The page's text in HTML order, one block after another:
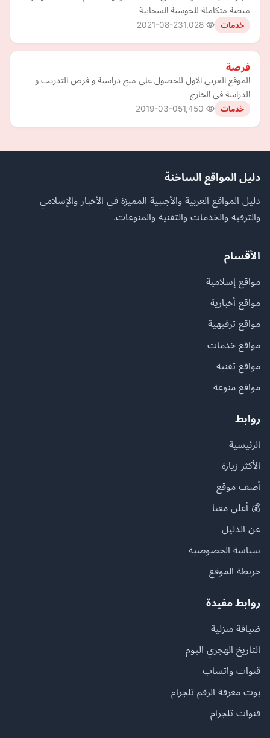
منصة متكاملة للحوسبة السحابية
خدمات 2021-08-23
فرصة
الموقع العربي الاول للحصول على منح دراسية و فرص التدريب و
الدراسة في الخارج
خدمات 2019-03-05
دليل المواقع الساخنة
دليل المواقع العربية والأجنبية المميزة في الأخبار والإسلامي
والترفيه والخدمات والتقنية والمنوعات.
الأقسام
مواقع إسلامية
مواقع أخبارية
مواقع ترفيهية
مواقع خدمات
مواقع تقنية
مواقع منوعة
روابط
الرئيسية
الأكثر زيارة
أضف موقع
💰 أعلن معنا
عن الدليل
سياسة الخصوصية
خريطة الموقع
روابط مفيدة
ضيافة منزلية
التاريخ الهجري اليوم
قنوات واتساب
بوت معرفة الرقم تلجرام
قنوات تلجرام